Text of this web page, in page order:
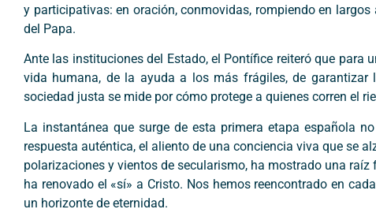
y participativas: en oración, conmovidas, rompiendo en
del Papa.
Ante las instituciones del Estado, el Pontífice reiteró que para
vida humana, de la ayuda a los más frágiles, de
sociedad justa se mide por cómo protege a quienes corren el
La instantánea que surge de esta primera etapa española
respuesta auténtica, el aliento de una conciencia viva que se
polarizaciones y vientos de secularismo, ha mostrado una
ha renovado el «sí» a Cristo. Nos hemos reencontrado en
un horizonte de eternidad.